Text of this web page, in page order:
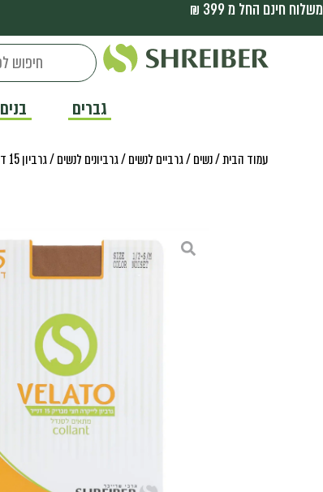
משלוח חינם החל מ 399 ₪
גברים בנים
עמוד הבית/נשים/גרביים לנשים/גרביונים לנשים/ גרביון 15 דנייר ולטו לנשים